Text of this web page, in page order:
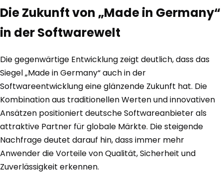
Die Zukunft von „Made in Germany“
in der Softwarewelt
Die gegenwärtige Entwicklung zeigt deutlich, dass das
Siegel „Made in Germany“ auch in der
Softwareentwicklung eine glänzende Zukunft hat. Die
Kombination aus traditionellen Werten und innovativen
Ansätzen positioniert deutsche Softwareanbieter als
attraktive Partner für globale Märkte. Die steigende
Nachfrage deutet darauf hin, dass immer mehr
Anwender die Vorteile von Qualität, Sicherheit und
Zuverlässigkeit erkennen.